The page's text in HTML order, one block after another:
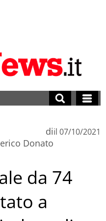
di
Donato
il 07/10/2021
da 74
a